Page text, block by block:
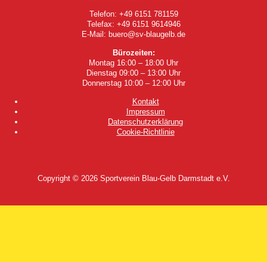
Telefon: +49 6151 781159
Telefax: +49 6151 9614946
E-Mail: buero@sv-blaugelb.de
Bürozeiten:
Montag 16:00 – 18:00 Uhr
Dienstag 09:00 – 13:00 Uhr
Donnerstag 10:00 – 12:00 Uhr
Kontakt
Impressum
Datenschutzerklärung
Cookie-Richtlinie
Copyright © 2026 Sportverein Blau-Gelb Darmstadt e.V.